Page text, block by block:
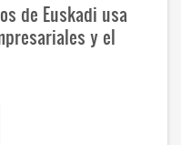
de Euskadi usa
y el